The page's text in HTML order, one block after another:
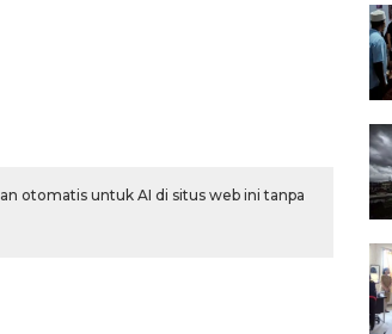
otomatis untuk AI di situs web ini tanpa